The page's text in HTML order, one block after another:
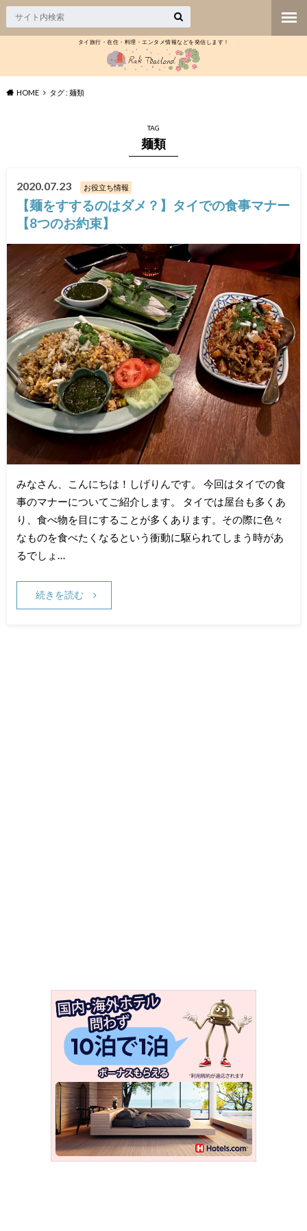
タイ旅行・在住・料理・エンタメ情報などを発信します！
HOME タグ : 麺類
TAG
麺類
2020.07.23 お役立ち情報
【麺をすするのはダメ？】タイでの食事マナー
【8つのお約束】
みなさん、こんにちは！しげりんです。 今回はタイでの食
事のマナーについてご紹介します。 タイでは屋台も多くあ
り、食べ物を目にすることが多くあります。その際に色々
なものを食べたくなるという衝動に駆られてしまう時があ
るでしょ…
続きを読む